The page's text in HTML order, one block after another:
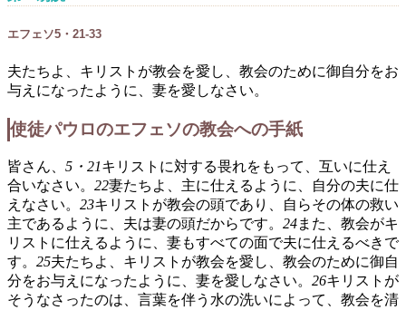
エフェソ5・21-33
夫たちよ、キリストが教会を愛し、教会のために御自分をお
与えになったように、妻を愛しなさい。
使徒パウロのエフェソの教会への手紙
皆さん、 5・21キリストに対する畏れをもって、互いに仕え
合いなさい。 22妻たちよ、主に仕えるように、自分の夫に仕
えなさい。 23キリストが教会の頭であり、自らその体の救い
主であるように、夫は妻の頭だからです。 24また、教会がキ
リストに仕えるように、妻もすべての面で夫に仕えるべきで
す。 25夫たちよ、キリストが教会を愛し、教会のために御自
分をお与えになったように、妻を愛しなさい。 26キリストが
そうなさったのは、言葉を伴う水の洗いによって、教会を清